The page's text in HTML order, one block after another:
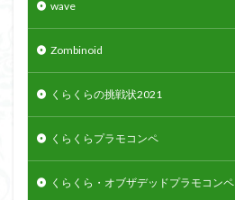
wave
Zombinoid
くらくらの挑戦状2021
くらくらプラモコンペ
くらくら・オブザデッドプラモコンペ